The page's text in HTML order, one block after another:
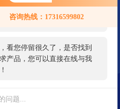
咨询热线：17316599802
，请问您要咨询什么问题呢？
看您停留很久了，是否找到
产品，您可以直接在线与我